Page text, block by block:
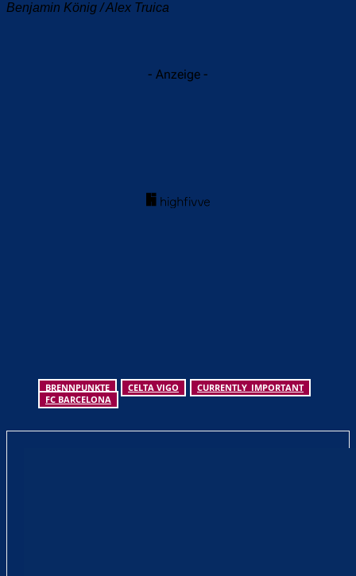
Benjamin König / Alex Truica
- Anzeige -
BRENNPUNKTE CELTA VIGO
CURRENTLY_IMPORTANT
FC BARCELONA